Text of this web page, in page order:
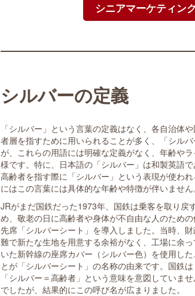
シニアマーケティン
シルバーの定義
「シルバー」という言葉の定義はなく、各自治体
者層を指すために用いられることが多く、「シル
が、これらの用語には明確な定義がなく、年齢や
様です。特に、日本語の「シルバー」は和製英語
高齢者を指す際に「シルバー」という表現が使わ
にはこの言葉には具体的な年齢や特徴が伴いません。
JRがまだ国鉄だった1973年、国鉄は乗客を取り戻
め、敬老の日に高齢者や身体が不自由な人のため
先席「シルバーシート」を導入しました。当時、財
難で新たな生地を用意する余裕がなく、工場に余っ
いた新幹線の座席カバー（シルバー色）を使用した
とが「シルバーシート」の名称の由来です。国鉄は
「シルバー＝高齢者」という意味を意図していませ
でしたが、結果的にこの呼び名が広まりました。